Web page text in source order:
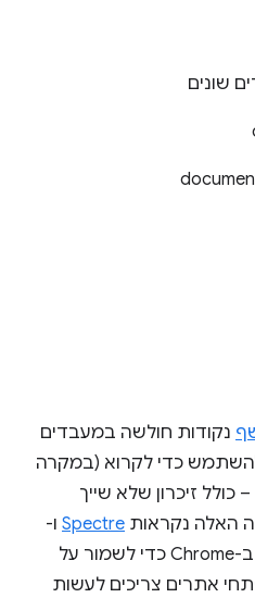
שונים
נקודות חולשה במעבדים
להשתמש כדי לקרוא (במקרה
כולל זיכרון שלא שייך
האלה נקראות Spectre ו-
. מה אנחנו עושים ב-Chrome כדי לשמור על
אתרים צריכים לעשות